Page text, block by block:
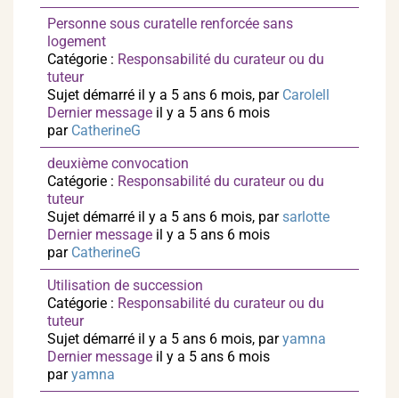
Personne sous curatelle renforcée sans
logement
Catégorie : Responsabilité du curateur ou du
tuteur
Sujet démarré il y a 5 ans 6 mois, par Carolell
Dernier message il y a 5 ans 6 mois
par CatherineG
deuxième convocation
Catégorie : Responsabilité du curateur ou du
tuteur
Sujet démarré il y a 5 ans 6 mois, parsarlotte
Dernier message il y a 5 ans 6 mois
par CatherineG
Utilisation de succession
Catégorie : Responsabilité du curateur ou du
tuteur
Sujet démarré il y a 5 ans 6 mois, paryamna
Dernier message il y a 5 ans 6 mois
paryamna